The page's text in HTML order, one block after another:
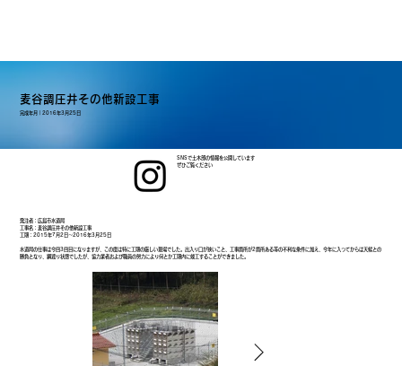
麦谷調圧井その他新設工事
完成年月｜2016年3月25日
SNSで土木部の情報を公開しています
ぜひご覧ください
発注者：広島市水道局
工事名：麦谷調圧井その他新設工事
工期：2015年7月2日～2016年3月25日
水道局の仕事は今回3回目になりますが、この度は特に工期の厳しい現場でした。出入り口が狭いこと、工事箇所が2箇所ある等の不利な条件に加え、今年に入ってからは天候との
勝負となり、綱渡り状態でしたが、協力業者および職員の努力により何とか工期内に竣工することができました。